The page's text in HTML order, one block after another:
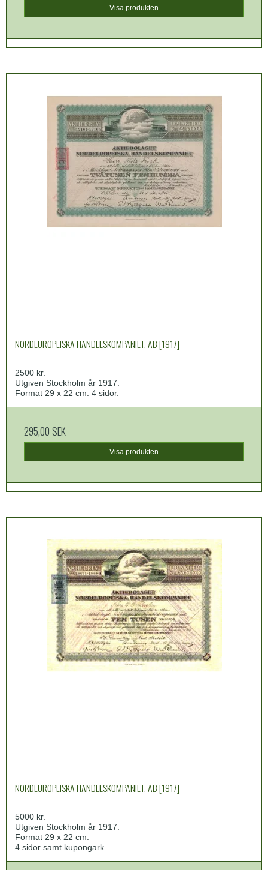
Visa produkten
NORDEUROPEISKA HANDELSKOMPANIET, AB [1917]
2500 kr.
Utgiven Stockholm år 1917.
Format 29 x 22 cm. 4 sidor.
295,00 SEK
Visa produkten
NORDEUROPEISKA HANDELSKOMPANIET, AB [1917]
5000 kr.
Utgiven Stockholm år 1917.
Format 29 x 22 cm.
4 sidor samt kupongark.